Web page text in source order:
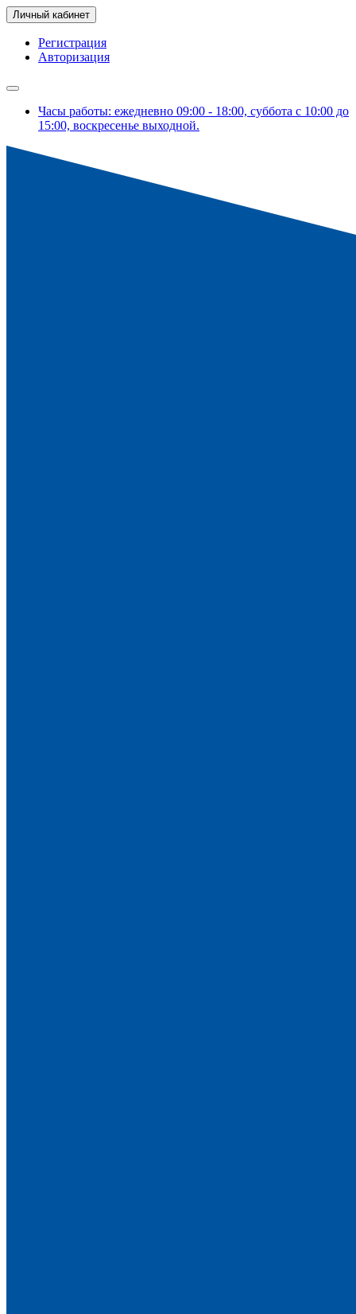
Личный кабинет
Регистрация
Авторизация
Часы работы: ежедневно 09:00 - 18:00, суббота с 10:00 до
15:00, воскресенье выходной.